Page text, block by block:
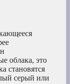
облака, это
становятся
серый или